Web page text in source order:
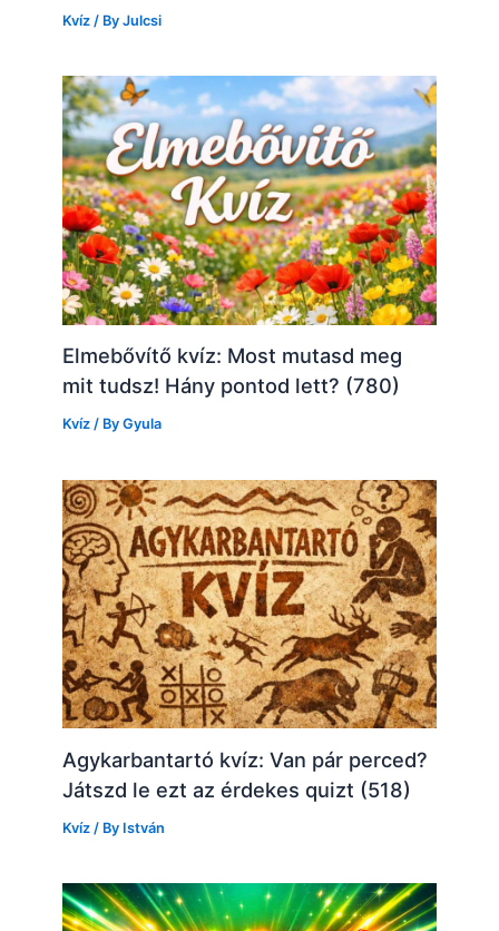
Kvíz / ByJulcsi
Elmebővítő kvíz: Most mutasd meg
mit tudsz! Hány pontod lett? (780)
Kvíz / ByGyula
Agykarbantartó kvíz: Van pár perced?
Játszd le ezt az érdekes quizt (518)
Kvíz / By István